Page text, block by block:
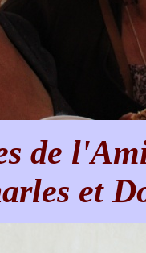
de
et